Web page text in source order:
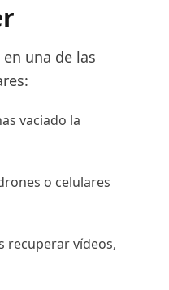
una de las
vaciado la
o celulares
recuperar vídeos,